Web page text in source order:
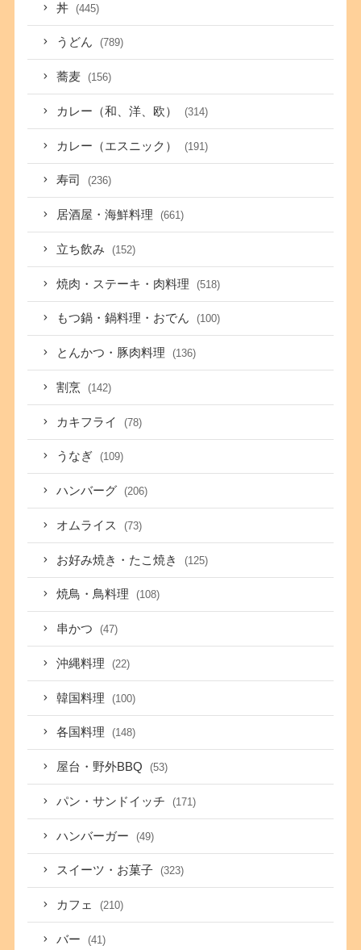
丼 (445)
うどん (789)
蕎麦 (156)
カレー（和、洋、欧） (314)
カレー（エスニック） (191)
寿司 (236)
居酒屋・海鮮料理 (661)
立ち飲み (152)
焼肉・ステーキ・肉料理 (518)
もつ鍋・鍋料理・おでん (100)
とんかつ・豚肉料理 (136)
割烹 (142)
カキフライ (78)
うなぎ (109)
ハンバーグ (206)
オムライス (73)
お好み焼き・たこ焼き (125)
焼鳥・鳥料理 (108)
串かつ (47)
沖縄料理 (22)
韓国料理 (100)
各国料理 (148)
屋台・野外BBQ (53)
パン・サンドイッチ (171)
ハンバーガー (49)
スイーツ・お菓子 (323)
カフェ (210)
バー (41)